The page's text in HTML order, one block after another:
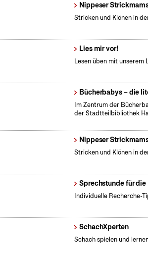
Nippeser
Stricken und Klönen in
Lies mir vor!
Lesen üben mit
Bücherbabys – die
Im Zentrum der
der Stadtteilbibliothek
Nippeser
Stricken und Klönen in
Sprechstunde für
Individuelle Recherche-
SchachXperten
Schach spielen und